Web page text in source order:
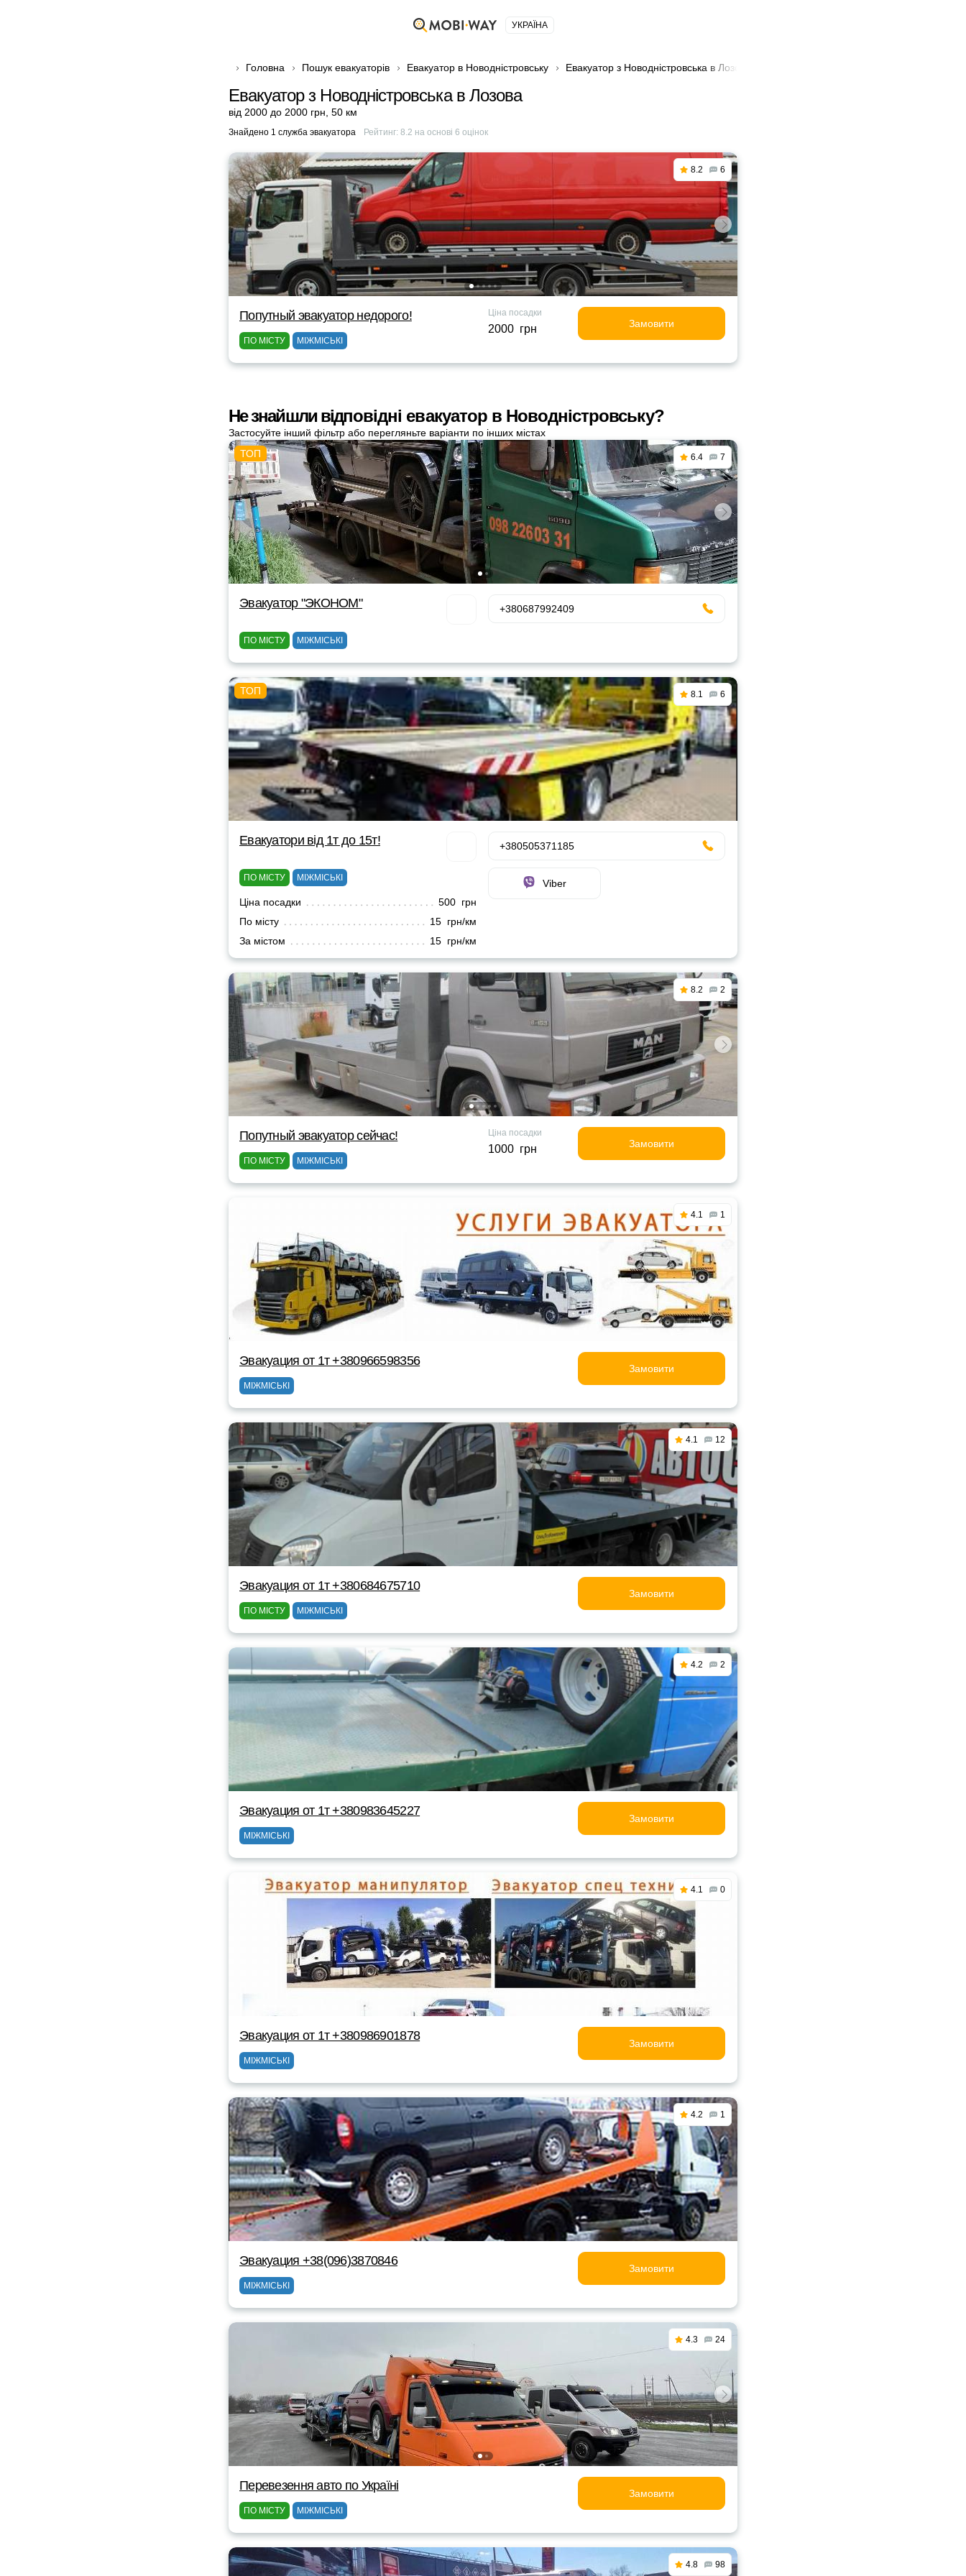
УКРАЇНА
Головна Пошук евакуаторів Евакуатор в Новодністровську Евакуатор з Новодністровська в Лозова
Евакуатор з Новодністровська в Лозова
від 2000 до 2000 грн 50 км
Знайдено 1 служба эвакуатора Рейтинг: 8.2 на основі 6 оцінок
8.2 6
Попутный эвакуатор недорого!
ПО МІСТУ МІЖМІСЬКІ
Ціна посадки
2000 грн Замовити
Не знайшли відповідні евакуатор в Новодністровську?
Застосуйте інший фільтр або перегляньте варіанти по інших містах
6.4 7
Эвакуатор "ЭКОНОМ"
ПО МІСТУ МІЖМІСЬКІ
+380687992409
8.1 6
Евакуатори від 1т до 15т!
ПО МІСТУ МІЖМІСЬКІ
Ціна посадки
500 грн
По місту
15 грн/км
За містом
15 грн/км
+380505371185
Viber
8.2 2
Попутный эвакуатор сейчас!
ПО МІСТУ МІЖМІСЬКІ
Ціна посадки
1000 грн Замовити
4.1 1
Эвакуация от 1т +380966598356
МІЖМІСЬКІ
Замовити
4.1 12
Эвакуация от 1т +380684675710
ПО МІСТУ МІЖМІСЬКІ
Замовити
4.2 2
Эвакуация от 1т +380983645227
МІЖМІСЬКІ
Замовити
4.1 0
Эвакуация от 1т +380986901878
МІЖМІСЬКІ
Замовити
4.2 1
Эвакуация +38(096)3870846
МІЖМІСЬКІ
Замовити
4.3 24
Перевезення авто по Україні
ПО МІСТУ МІЖМІСЬКІ
Замовити
4.8 98